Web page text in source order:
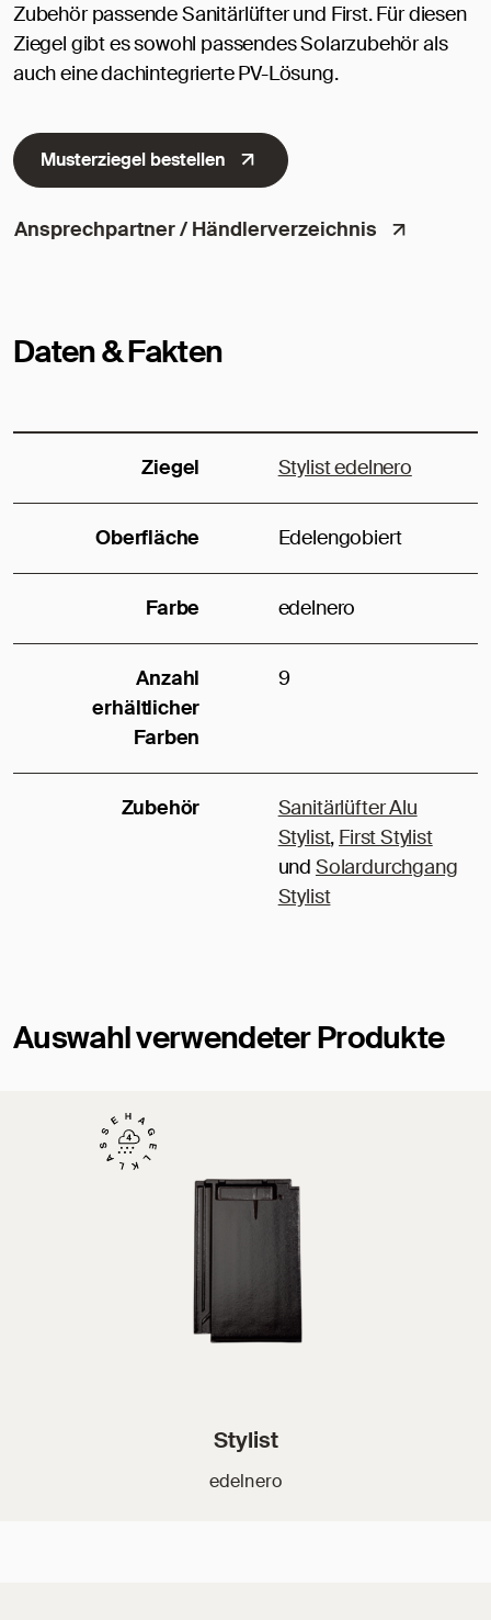
Zubehör passende Sanitärlüfter und First. Für diesen
Ziegel gibt es sowohl passendes Solarzubehör als
auch eine dachintegrierte PV-Lösung.
Musterziegel bestellen
Ansprechpartner / Händlerverzeichnis
Daten & Fakten
Ziegel Stylist edelnero
Oberfläche Edelengobiert
Farbe edelnero
Anzahl
erhältlicher
Farben
9
Zubehör
Sanitärlüfter Alu
Stylist, First Stylist
und Solardurchgang
Stylist
Auswahl verwendeter Produkte
Stylist
edelnero